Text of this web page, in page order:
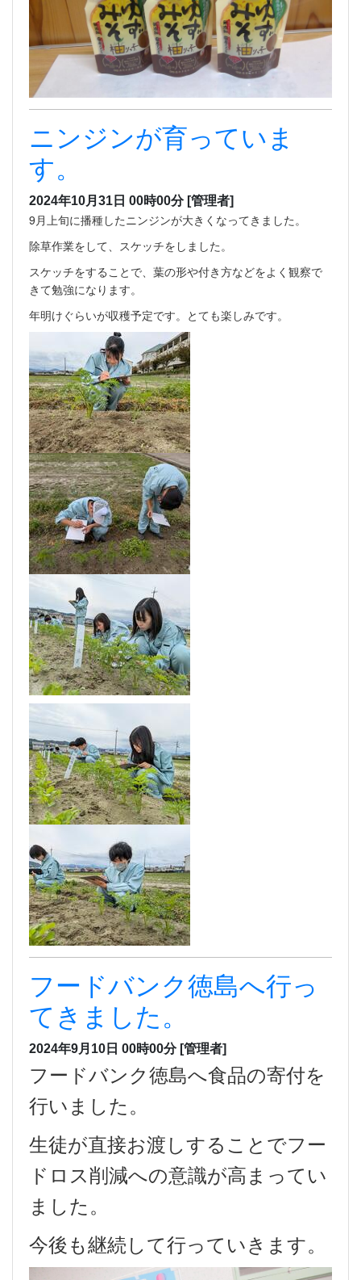
ニンジンが育っていま
す。
2024年10月31日 00時00分 [管理者]
9月上旬に播種したニンジンが大きくなってきました。
除草作業をして、スケッチをしました。
スケッチをすることで、葉の形や付き方などをよく観察で
きて勉強になります。
年明けぐらいが収穫予定です。とても楽しみです。
フードバンク徳島へ行っ
てきました。
2024年9月10日 00時00分 [管理者]
フードバンク徳島へ食品の寄付を
行いました。
生徒が直接お渡しすることでフー
ドロス削減への意識が高まってい
ました。
今後も継続して行っていきます。